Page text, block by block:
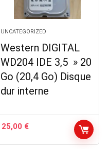
UNCATEGORIZED
Western DIGITAL
WD204 IDE 3,5 » 20
Go (20,4 Go) Disque
dur interne
25,00 €